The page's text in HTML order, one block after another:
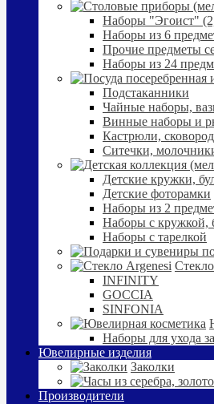
Наборы "Эгоист"
Наборы из 6
Прочие предметы
Наборы из 24
Подстаканники
Чайные наборы,
Винные наборы и
Кастрюли,
Ситечки,
Детские кружки,
Детские фоторамки
Наборы из 2
Наборы с кружкой,
Наборы с тарелкой
INFINITY
GOCCIA
SINFONIA
Наборы для ухода
Ювелирные изделия
Заколки
Производители